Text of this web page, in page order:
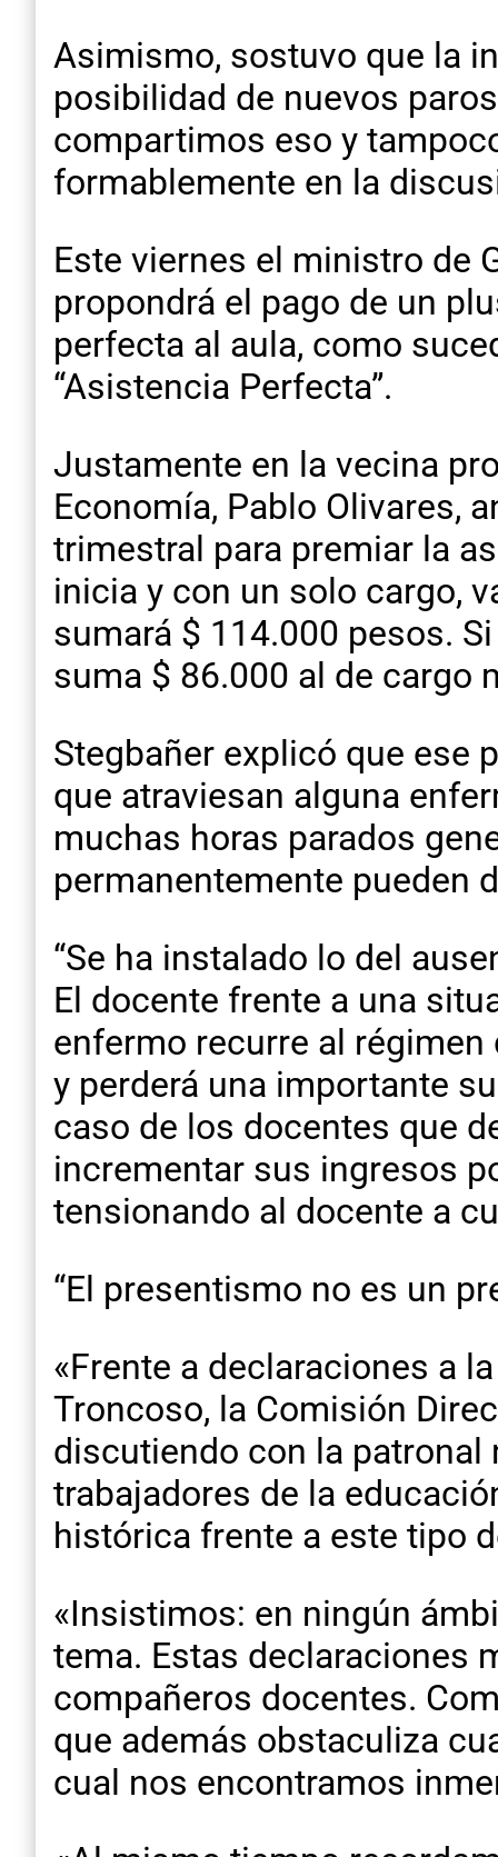
Asimismo, sostuvo que la
posibilidad de nuevos
compartimos eso y
formablemente en la
Este viernes el ministro de
propondrá el pago de un
perfecta al aula, como
“Asistencia Perfecta”.
Justamente en la vecina
Economía, Pablo Olivares,
trimestral para premiar la
inicia y con un solo cargo,
sumará $ 114.000 pesos.
suma $ 86.000 al de cargo
Stegbañer explicó que ese
que atraviesan alguna
muchas horas parados
permanentemente pueden
“Se ha instalado lo del
El docente frente a una
enfermo recurre al
y perderá una importante
caso de los docentes que
incrementar sus ingresos
tensionando al docente a
“El presentismo no es un
«Frente a declaraciones a
Troncoso, la Comisión
discutiendo con la
trabajadores de la
histórica frente a este tipo
«Insistimos: en ningún
tema. Estas declaraciones
compañeros docentes.
que además obstaculiza
cual nos encontramos